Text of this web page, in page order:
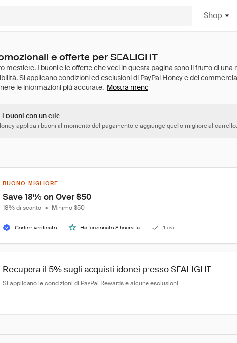
Shop
e offerte per SEALIGHT
Mostra meno
buoni con un clic
applica i buoni al momento del pagamento e aggiunge quello migliore al carrello.
BUONO MIGLIORE
Save 18% on Over $50
18% di sconto • Minimo $50
Codice verificato Ha funzionato 8 hours fa 1 usi
Recupera il 5% sugli acquisti idonei presso SEALIGHT
Si applicano le condizioni di PayPal Rewards e alcune esclusioni.